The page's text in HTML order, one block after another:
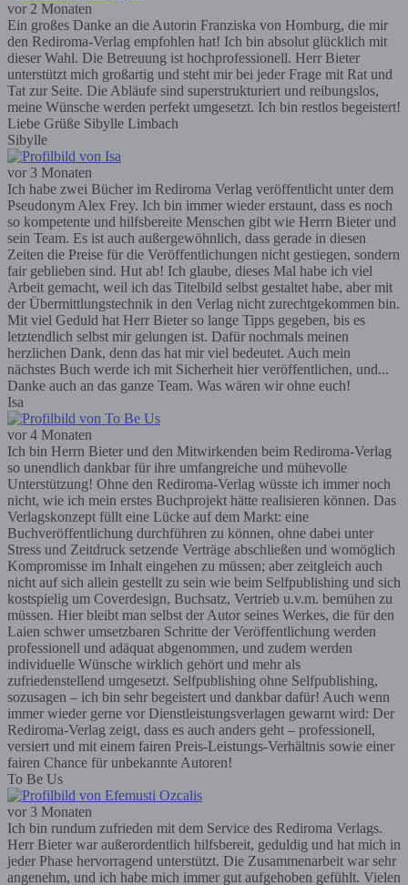
vor 2 Monaten
Ein großes Danke an die Autorin Franziska von Homburg, die mir
den Rediroma-Verlag empfohlen hat! Ich bin absolut glücklich mit
dieser Wahl. Die Betreuung ist hochprofessionell. Herr Bieter
unterstützt mich großartig und steht mir bei jeder Frage mit Rat und
Tat zur Seite. Die Abläufe sind superstrukturiert und reibungslos,
meine Wünsche werden perfekt umgesetzt. Ich bin restlos begeistert!
Liebe Grüße Sibylle Limbach
Sibylle
vor 3 Monaten
Ich habe zwei Bücher im Rediroma Verlag veröffentlicht unter dem
Pseudonym Alex Frey. Ich bin immer wieder erstaunt, dass es noch
so kompetente und hilfsbereite Menschen gibt wie Herrn Bieter und
sein Team. Es ist auch außergewöhnlich, dass gerade in diesen
Zeiten die Preise für die Veröffentlichungen nicht gestiegen, sondern
fair geblieben sind. Hut ab! Ich glaube, dieses Mal habe ich viel
Arbeit gemacht, weil ich das Titelbild selbst gestaltet habe, aber mit
der Übermittlungstechnik in den Verlag nicht zurechtgekommen bin.
Mit viel Geduld hat Herr Bieter so lange Tipps gegeben, bis es
letztendlich selbst mir gelungen ist. Dafür nochmals meinen
herzlichen Dank, denn das hat mir viel bedeutet. Auch mein
nächstes Buch werde ich mit Sicherheit hier veröffentlichen, und...
Danke auch an das ganze Team. Was wären wir ohne euch!
Isa
vor 4 Monaten
Ich bin Herrn Bieter und den Mitwirkenden beim Rediroma-Verlag
so unendlich dankbar für ihre umfangreiche und mühevolle
Unterstützung! Ohne den Rediroma-Verlag wüsste ich immer noch
nicht, wie ich mein erstes Buchprojekt hätte realisieren können. Das
Verlagskonzept füllt eine Lücke auf dem Markt: eine
Buchveröffentlichung durchführen zu können, ohne dabei unter
Stress und Zeitdruck setzende Verträge abschließen und womöglich
Kompromisse im Inhalt eingehen zu müssen; aber zeitgleich auch
nicht auf sich allein gestellt zu sein wie beim Selfpublishing und sich
kostspielig um Coverdesign, Buchsatz, Vertrieb u.v.m. bemühen zu
müssen. Hier bleibt man selbst der Autor seines Werkes, die für den
Laien schwer umsetzbaren Schritte der Veröffentlichung werden
professionell und adäquat abgenommen, und zudem werden
individuelle Wünsche wirklich gehört und mehr als
zufriedenstellend umgesetzt. Selfpublishing ohne Selfpublishing,
sozusagen – ich bin sehr begeistert und dankbar dafür! Auch wenn
immer wieder gerne vor Dienstleistungsverlagen gewarnt wird: Der
Rediroma-Verlag zeigt, dass es auch anders geht – professionell,
versiert und mit einem fairen Preis-Leistungs-Verhältnis sowie einer
fairen Chance für unbekannte Autoren!
To Be Us
vor 3 Monaten
Ich bin rundum zufrieden mit dem Service des Rediroma Verlags.
Herr Bieter war außerordentlich hilfsbereit, geduldig und hat mich in
jeder Phase hervorragend unterstützt. Die Zusammenarbeit war sehr
angenehm, und ich habe mich immer gut aufgehoben gefühlt. Vielen